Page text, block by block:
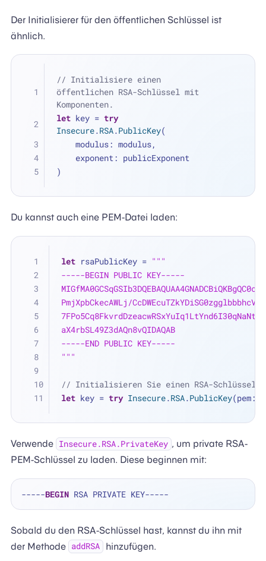
Der Initialisierer für den öffentlichen Schlüssel ist
ähnlich.
// Initialisiere einen
öffentlichen RSA-Schlüssel mit
Komponenten.
let key = try
Insecure.RSA.PublicKey(
    modulus: modulus,
    exponent: publicExponent
)
Du kannst auch eine PEM-Datei laden:
let rsaPublicKey = """
-----BEGIN PUBLIC KEY-----
PmjXpbCkecAWLj/
aX4rbSL49Z3dAQn8vQIDAQAB
-----END PUBLIC KEY-----
"""
// Initialisieren Sie einen RSA-Schlüssel
let key = try Insecure.RSA.PublicKey(pem:
Verwende Insecure.RSA.PrivateKey , um private RSA-
PEM-Schlüssel zu laden. Diese beginnen mit:
-----BEGIN
Sobald du den RSA-Schlüssel hast, kannst du ihn mit
der Methode addRSA hinzufügen.